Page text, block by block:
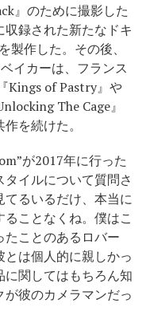
』のために撮影した
録された新たなドキ
製作した。その後、
イカーは、フランス
Kings of Pastry』や
The Cage』
を続けた。
が2017年に行った
イルについて質問さ
るいるだけ、本当に
ことなくね。僕はこ
ことのあるロバー
とは個人的に親しかっ
関してはもちろん知
彼のカメラマンだっ